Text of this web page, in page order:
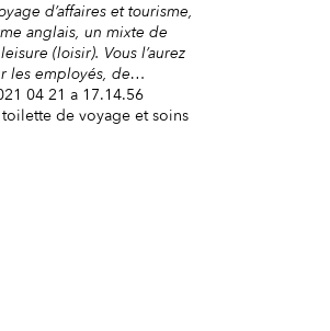
d’affaires et tourisme,
anglais, un mixte de
(loisir). Vous l’aurez
les employés, de
à l’étranger
sur place, de la
etc. En vérité, ce